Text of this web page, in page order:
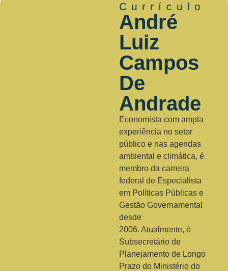
Currículo
André
Luiz
Campos
De
Andrade
Economista com ampla
experiência no setor
público e nas agendas
ambiental e climática, é
membro da carreira
federal de Especialista
em Políticas Públicas e
Gestão Governamental
desde
2006. Atualmente, é
Subsecretário de
Planejamento de Longo
Prazo do Ministério do